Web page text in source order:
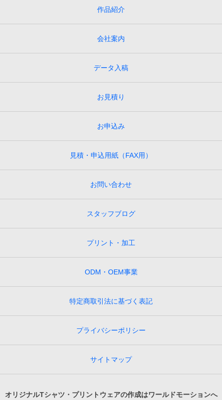
作品紹介
会社案内
データ入稿
お見積り
お申込み
見積・申込用紙（FAX用）
お問い合わせ
スタッフブログ
プリント・加工
ODM・OEM事業
特定商取引法に基づく表記
プライバシーポリシー
サイトマップ
オリジナルTシャツ・プリントウェアの作成はワールドモーションへ